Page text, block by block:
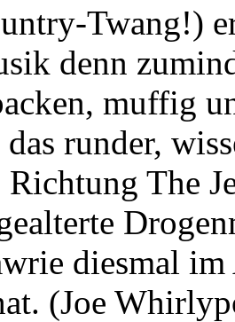
Twang!)
denn
muffig
runder,
Richtung The
diesmal
(Joe